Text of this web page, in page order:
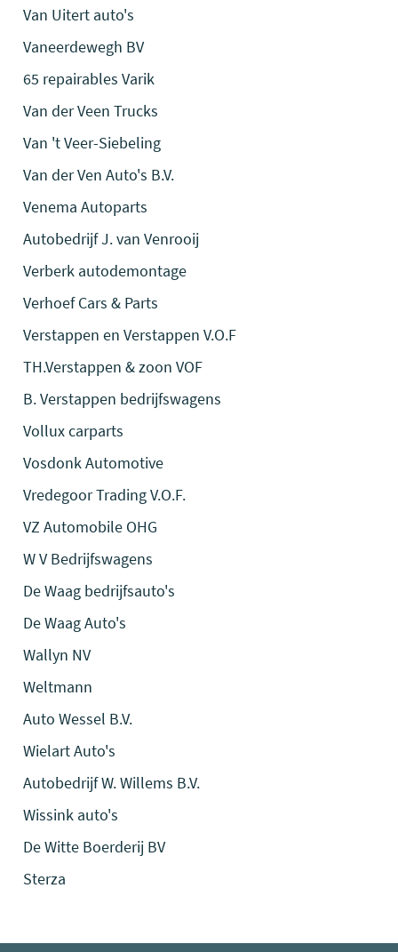
Van Uitert auto's
Vaneerdewegh BV
65 repairables Varik
Van der Veen Trucks
Van 't Veer-Siebeling
Van der Ven Auto's B.V.
Venema Autoparts
Autobedrijf J. van Venrooij
Verberk autodemontage
Verhoef Cars & Parts
Verstappen en Verstappen V.O.F
TH.Verstappen & zoon VOF
B. Verstappen bedrijfswagens
Vollux carparts
Vosdonk Automotive
Vredegoor Trading V.O.F.
VZ Automobile OHG
W V Bedrijfswagens
De Waag bedrijfsauto's
De Waag Auto's
Wallyn NV
Weltmann
Auto Wessel B.V.
Wielart Auto's
Autobedrijf W. Willems B.V.
Wissink auto's
De Witte Boerderij BV
Sterza